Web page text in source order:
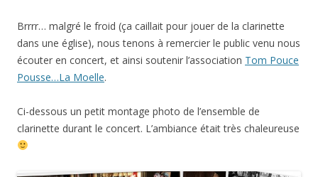
Brrrr… malgré le froid (ça caillait pour jouer de la clarinette
dans une église), nous tenons à remercier le public venu nous
écouter en concert, et ainsi soutenir l’association Tom Pouce
Pousse…La Moelle.
Ci-dessous un petit montage photo de l’ensemble de
clarinette durant le concert. L’ambiance était très chaleureuse